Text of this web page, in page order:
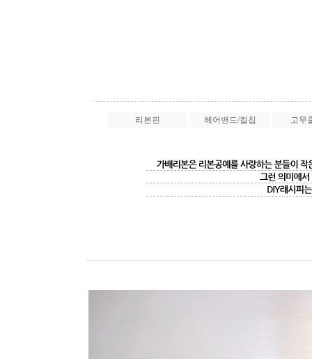
리본핀 헤어밴드/컬칩 고무